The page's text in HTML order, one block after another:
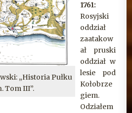
„Historia Pułku
Tom III”.
1761:
Rosyjski
oddział
zaatakow
ał pruski
oddział w
lesie pod
Kołobrze
giem.
Odziałem